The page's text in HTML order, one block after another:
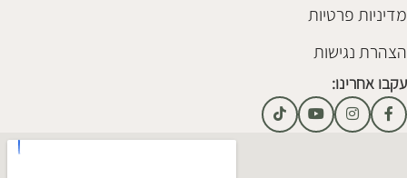
מדיניות פרטיות
הצהרת נגישות
עקבו אחרינו: